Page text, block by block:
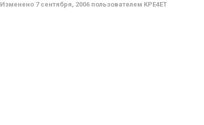
Изменено 7 сентября, 2006 пользователем KPE4ET